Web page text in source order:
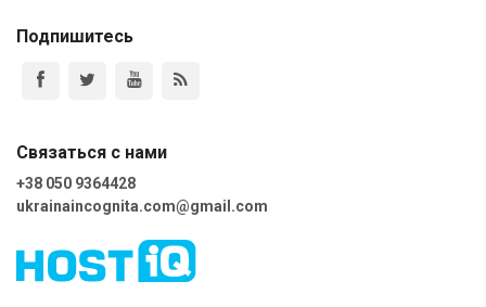
Подпишитесь
Связаться с нами
+38 050 9364428
ukrainaincognita.com@gmail.com